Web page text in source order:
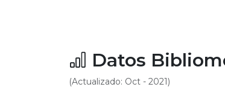
Datos
(Actualizado: Oct - 2021)